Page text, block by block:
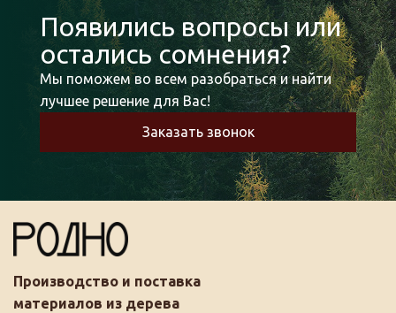
Появились вопросы или
остались сомнения?
Мы поможем во всем разобраться и найти
лучшее решение для Вас!
Заказать звонок
Производство и поставка
материалов из дерева